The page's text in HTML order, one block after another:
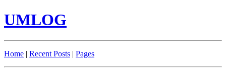
UMLOG
Home | Recent Posts | Pages